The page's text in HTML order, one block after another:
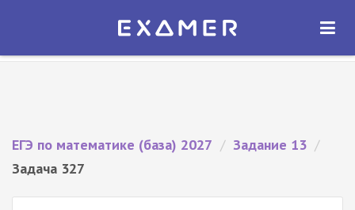
Экзамер — ЕГЭ 2027
ОТКРЫТЬ
ЕГЭ по математике (база) 2027 / Задание 13 /
Задача 327